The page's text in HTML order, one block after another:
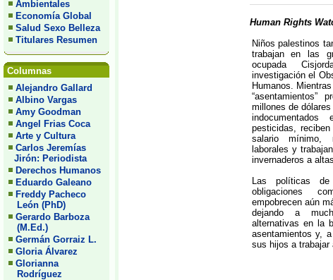
Ambientales
Economía Global
Salud Sexo Belleza
Titulares Resumen
Columnas
Alejandro Gallard
Albino Vargas
Amy Goodman
Angel Frias Coca
Arte y Cultura
Carlos Jeremías
Jirón: Periodista
Derechos Humanos
Eduardo Galeano
Freddy Pacheco
León (PhD)
Gerardo Barboza
(M.Ed.)
Germán Gorraiz L.
Gloria Álvarez
Glorianna
Rodríguez
Human Rights
Niños palestinos
trabajan en las
ocupada
investigación el
Humanos.
“asentamientos”
millones de
pesticidas,
salario mínimo,
laborales y
invernaderos a
Las políticas
obligaciones
empobrecen aún
dejando a
alternativas en la
asentamientos y,
sus hijos a trabajar